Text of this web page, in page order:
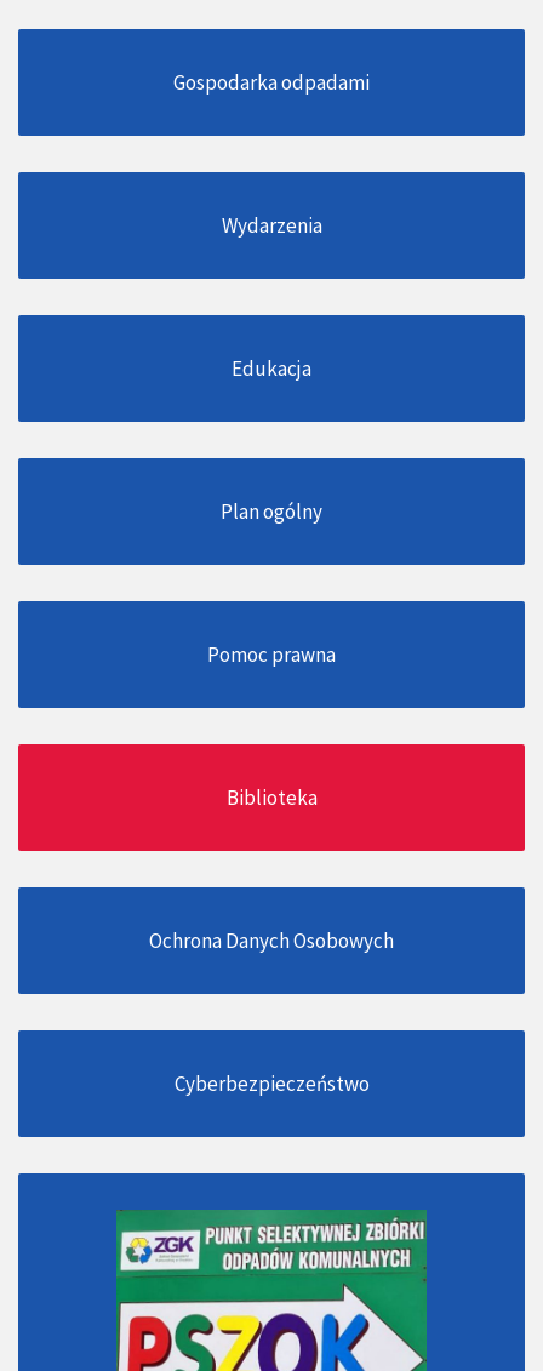
Gospodarka odpadami
Wydarzenia
Edukacja
Plan ogólny
Pomoc prawna
Biblioteka
Ochrona Danych Osobowych
Cyberbezpieczeństwo